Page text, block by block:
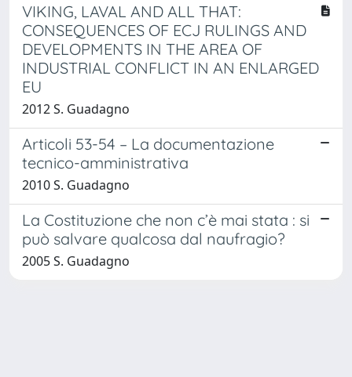
VIKING, LAVAL AND ALL THAT:
CONSEQUENCES OF ECJ RULINGS AND
DEVELOPMENTS IN THE AREA OF
INDUSTRIAL CONFLICT IN AN ENLARGED
EU
2012 S. Guadagno
Articoli 53-54 – La documentazione
tecnico-amministrativa
2010 S. Guadagno
La Costituzione che non c’è mai stata : si
può salvare qualcosa dal naufragio?
2005 S. Guadagno